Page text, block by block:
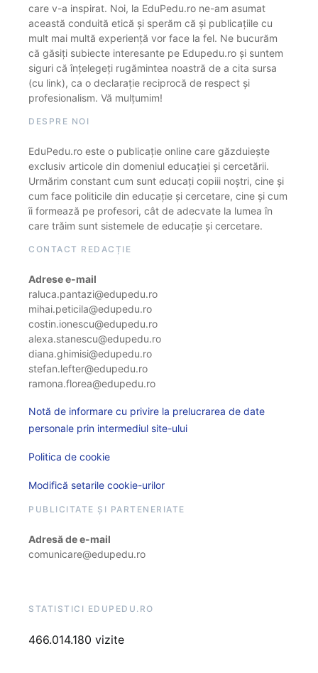
care v-a inspirat. Noi, la EduPedu.ro ne-am asumat
această conduită etică și sperăm că și publicațiile cu
mult mai multă experiență vor face la fel. Ne bucurăm
că găsiți subiecte interesante pe Edupedu.ro și suntem
siguri că înțelegeți rugămintea noastră de a cita sursa
(cu link), ca o declarație reciprocă de respect și
profesionalism. Vă mulțumim!
DESPRE NOI
EduPedu.ro este o publicație online care găzduiește
exclusiv articole din domeniul educației și cercetării.
Urmărim constant cum sunt educați copiii noștri, cine și
cum face politicile din educație și cercetare, cine și cum
îi formează pe profesori, cât de adecvate la lumea în
care trăim sunt sistemele de educație și cercetare.
CONTACT REDACȚIE
Adrese e-mail
raluca.pantazi@edupedu.ro
mihai.peticila@edupedu.ro
costin.ionescu@edupedu.ro
alexa.stanescu@edupedu.ro
diana.ghimisi@edupedu.ro
stefan.lefter@edupedu.ro
ramona.florea@edupedu.ro
Notă de informare cu privire la prelucrarea de date
personale prin intermediul site-ului
Politica de cookie
Modifică setarile cookie-urilor
PUBLICITATE ȘI PARTENERIATE
Adresă de e-mail
comunicare@edupedu.ro
STATISTICI EDUPEDU.RO
466.014.180 vizite